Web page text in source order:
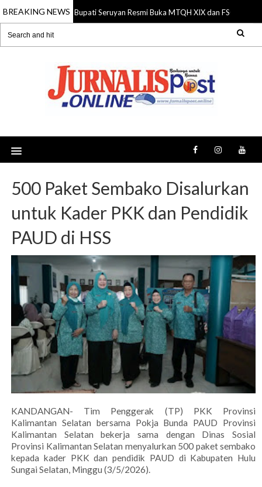
BREAKING NEWS
06 Aug 2026 Bupati Seruyan Resmi Buka MTQH XIX dan FSQ
500 Paket Sembako Disalurkan
untuk Kader PKK dan Pendidik
PAUD di HSS
KANDANGAN- Tim Penggerak (TP) PKK Provinsi
Kalimantan Selatan bersama Pokja Bunda PAUD Provinsi
Kalimantan Selatan bekerja sama dengan Dinas Sosial
Provinsi Kalimantan Selatan menyalurkan 500 paket sembako
kepada kader PKK dan pendidik PAUD di Kabupaten Hulu
Sungai Selatan, Minggu (3/5/2026).